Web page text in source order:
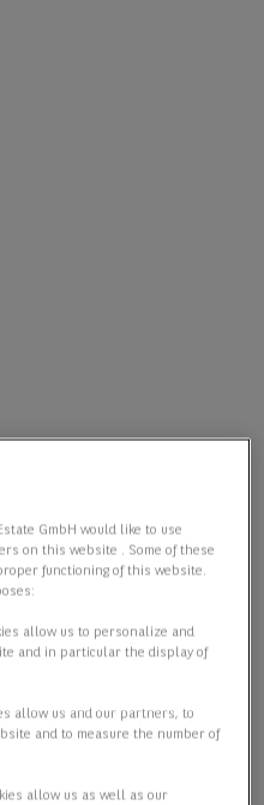
GmbH would like to use
on this website . Some of these
functioning of this website.
allow us to personalize and
and in particular the display of
allow us and our partners, to
and to measure the number of
allow us as well as our